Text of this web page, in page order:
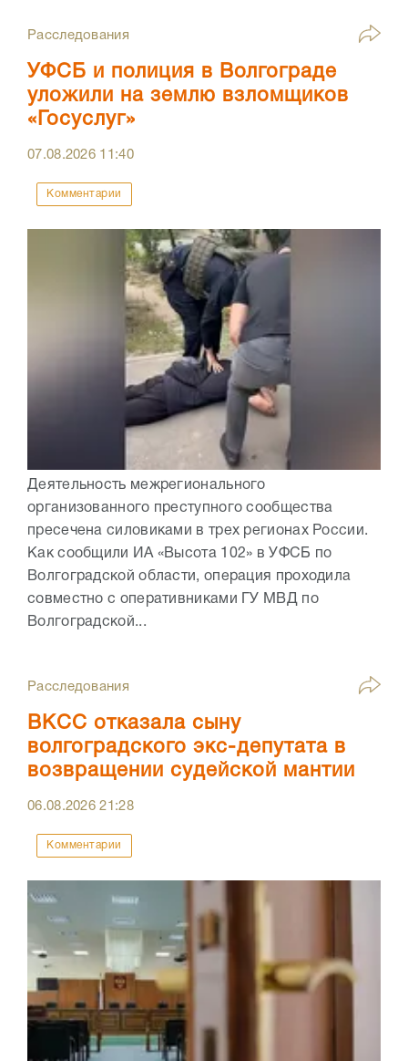
Расследования
УФСБ и полиция в Волгограде
уложили на землю взломщиков
«Госуслуг»
07.08.2026 11:40
Комментарии
Деятельность межрегионального
организованного преступного сообщества
пресечена силовиками в трех регионах России.
Как сообщили ИА «Высота 102» в УФСБ по
Волгоградской области, операция проходила
совместно с оперативниками ГУ МВД по
Волгоградской...
Расследования
ВКСС отказала сыну
волгоградского экс-депутата в
возвращении судейской мантии
06.08.202621:28
Комментарии